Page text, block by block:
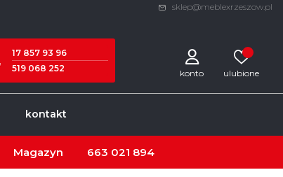
sklep@meblexrzeszow.pl
17 857 93 96
519 068 252
konto
kontakt
Magazyn 663 021 894